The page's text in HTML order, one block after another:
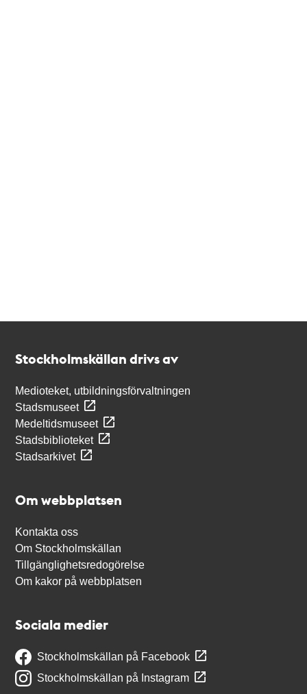
Stockholmskällan drivs av
Medioteket, utbildningsförvaltningen
Stadsmuseet
Medeltidsmuseet
Stadsbiblioteket
Stadsarkivet
Om webbplatsen
Kontakta oss
Om Stockholmskällan
Tillgänglighetsredogörelse
Om kakor på webbplatsen
Sociala medier
Stockholmskällan på Facebook
Stockholmskällan på Instagram